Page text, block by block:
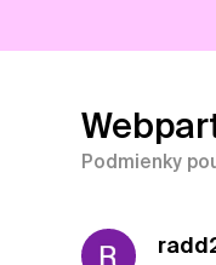
Podmienky